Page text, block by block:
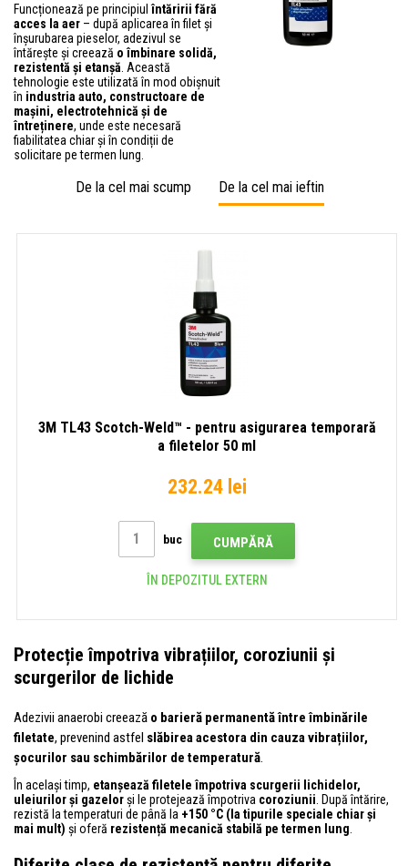
Funcționează pe principiulîntăririi fără
acces la aer – după aplicarea în filet și
înșurubarea pieselor, adezivul se
întărește și creează o îmbinare solidă,
rezistentă și etanșă . Această
tehnologie este utilizată în mod obișnuit
în industria auto, constructoare de
mașini, electrotehnică și de
întreținere, unde este necesară
fiabilitatea chiar și în condiții de
solicitare pe termen lung.
De la cel mai scump De la cel mai ieftin
3M TL43 Scotch-Weld™ - pentru asigurarea temporară
a filetelor 50 ml
232.24 lei
buc CUMPĂRĂ
ÎN DEPOZITUL EXTERN
Protecție împotriva vibrațiilor, coroziunii și
scurgerilor de lichide
Adezivii anaerobi creează o barieră permanentă între îmbinările
filetate, prevenind astfel slăbirea acestora din cauza vibrațiilor,
șocurilor sau schimbărilor de temperatură.
În același timp, etanșează filetele împotriva scurgerii lichidelor,
uleiurilor și gazelorși le protejează împotriva coroziunii . După întărire,
rezistă la temperaturi de până la +150 °C (la tipurile speciale chiar și
mai mult) și oferă rezistență mecanică stabilă pe termen lung